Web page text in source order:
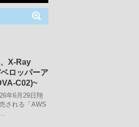
X-Ray
ロッパーア
C02)~
年6月29日翔
される「AWS